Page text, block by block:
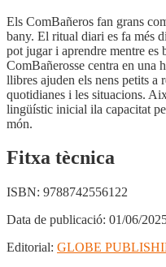
Els ComBañeros fan grans
bany. El ritual diari es fa més
pot jugar i aprendre mentre es
ComBañerosse centra en una
llibres ajuden els nens petits a
quotidianes i les situacions.
lingüístic inicial ila capacitat
món.
Fitxa tècnica
ISBN: 9788742556122
Data de publicació: 01/06/
Editorial: GLOBE